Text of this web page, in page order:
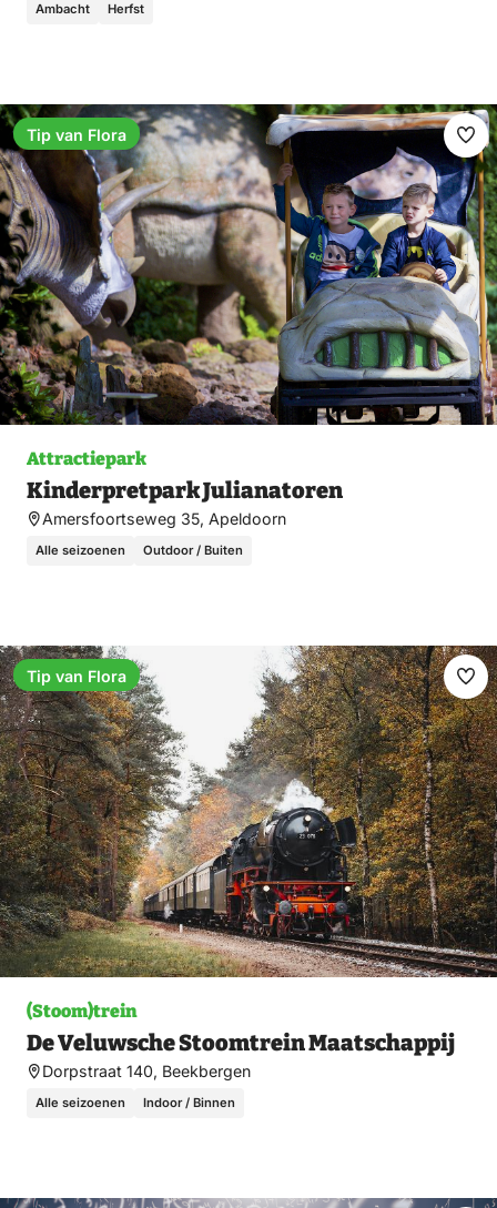
Ambacht Herfst
Attractiepark
Kinderpretpark Julianatoren
Amersfoortseweg 35, Apeldoorn
Alle seizoenen Outdoor / Buiten
Tip van Flora
(Stoom)trein
De Veluwsche Stoomtrein Maatschappij
Dorpstraat 140, Beekbergen
Alle seizoenen Indoor / Binnen
Tip van Flora